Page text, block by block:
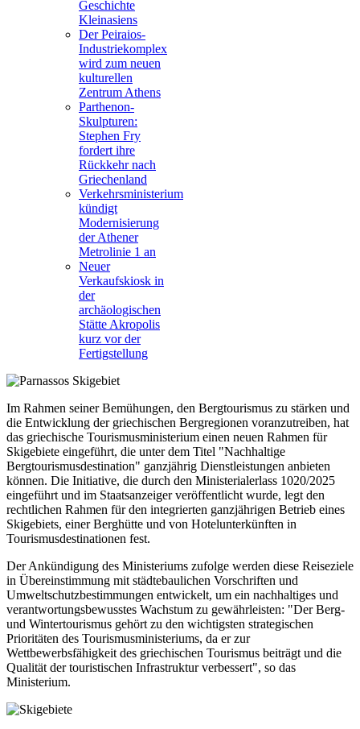
Geschichte
Kleinasiens
Der Peiraios-
Industriekomplex
wird zum neuen
kulturellen
Zentrum Athens
Parthenon-
Skulpturen:
Stephen Fry
fordert ihre
Rückkehr nach
Griechenland
Verkehrsministerium
kündigt
Modernisierung
der Athener
Metrolinie 1 an
Neuer
Verkaufskiosk in
der
archäologischen
Stätte Akropolis
kurz vor der
Fertigstellung
Im Rahmen seiner Bemühungen, den Bergtourismus zu stärken und
die Entwicklung der griechischen Bergregionen voranzutreiben, hat
das griechische Tourismusministerium einen neuen Rahmen für
Skigebiete eingeführt, die unter dem Titel "Nachhaltige
Bergtourismusdestination" ganzjährig Dienstleistungen anbieten
können. Die Initiative, die durch den Ministerialerlass 1020/2025
eingeführt und im Staatsanzeiger veröffentlicht wurde, legt den
rechtlichen Rahmen für den integrierten ganzjährigen Betrieb eines
Skigebiets, einer Berghütte und von Hotelunterkünften in
Tourismusdestinationen fest.
Der Ankündigung des Ministeriums zufolge werden diese Reiseziele
in Übereinstimmung mit städtebaulichen Vorschriften und
Umweltschutzbestimmungen entwickelt, um ein nachhaltiges und
verantwortungsbewusstes Wachstum zu gewährleisten: "Der Berg-
und Wintertourismus gehört zu den wichtigsten strategischen
Prioritäten des Tourismusministeriums, da er zur
Wettbewerbsfähigkeit des griechischen Tourismus beiträgt und die
Qualität der touristischen Infrastruktur verbessert", so das
Ministerium.